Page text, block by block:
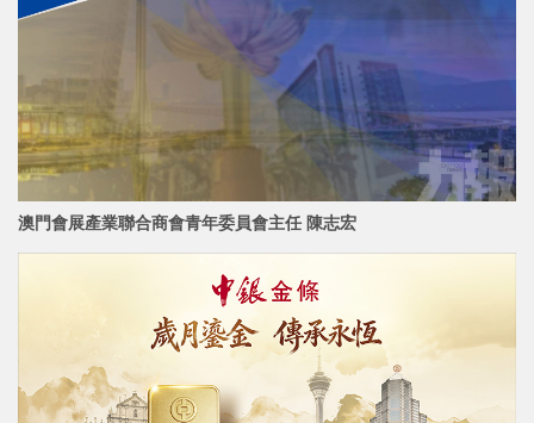
澳門會展產業聯合商會青年委員會主任 陳志宏